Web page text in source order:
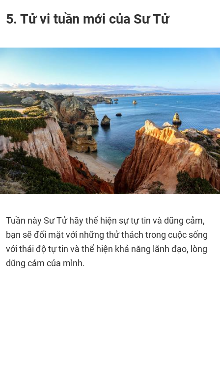
5. Tử vi tuần mới của Sư Tử
Tuần này Sư Tử hãy thể hiện sự tự tin và dũng cảm,
bạn sẽ đối mặt với những thử thách trong cuộc sống
với thái độ tự tin và thể hiện khả năng lãnh đạo, lòng
dũng cảm của mình.